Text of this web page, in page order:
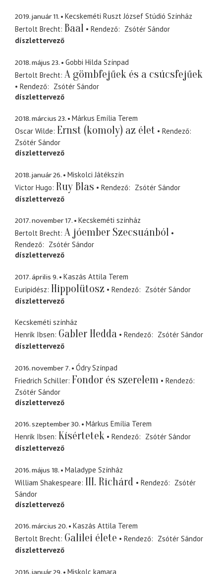
2019. január 11.
Kecskeméti Ruszt József Stúdió Színház
Bertolt Brecht Baal Rendező
Zsótér Sándor
díszlettervező
2018. május 23.
Gobbi Hilda Színpad
Bertolt Brecht A gömbfejűek és a csúcsfejűek
Rendező
Zsótér Sándor
díszlettervező
2018. március 23.
Márkus Emília Terem
Oscar Wilde Ernst (komoly) az élet
Rendező
Zsótér Sándor
díszlettervező
2018. január 26.
Miskolci Játékszín
Victor Hugo Ruy Blas Rendező
Zsótér Sándor
díszlettervező
2017. november 17.
Kecskeméti színház
Bertolt Brecht A jóember Szecsuánból
Rendező
Zsótér Sándor
díszlettervező
2017. április 9.
Kaszás Attila Terem
Euripidész Hippolütosz Rendező
Zsótér Sándor
díszlettervező
Kecskeméti színház
Henrik Ibsen Gabler Hedda Rendező
Zsótér Sándor
díszlettervező
2016. november 7.
Ódry Színpad
Friedrich Schiller Fondor és szerelem
Rendező
Zsótér Sándor
díszlettervező
2016. szeptember 30.
Márkus Emília Terem
Henrik Ibsen Kísértetek Rendező
Zsótér Sándor
díszlettervező
2016. május 18.
Maladype Színház
William Shakespeare III. Richárd Rendező
Zsótér
Sándor
díszlettervező
2016. március 20.
Kaszás Attila Terem
Bertolt Brecht Galilei élete Rendező
Zsótér Sándor
díszlettervező
Miskolc kamara